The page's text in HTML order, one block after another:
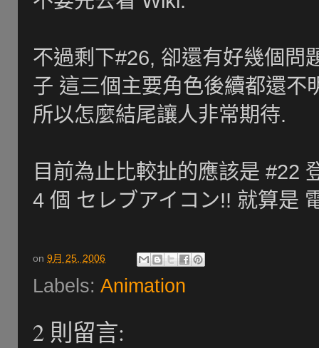
不過剩下#26, 卻還有好幾個問
子 這三個主要角色後續都還不
所以怎麼結尾讓人非常期待.
目前為止比較扯的應該是 #22
4 個 セレブアイコン!! 就算是
on 9月 25, 2006
Labels: Animation
2 則留言: